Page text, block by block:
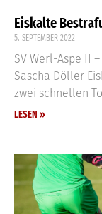
Eiskalte
5. SEPTEMBER 2022
SV Werl-Aspe II
Sascha Döller
zwei schnellen
LESEN »